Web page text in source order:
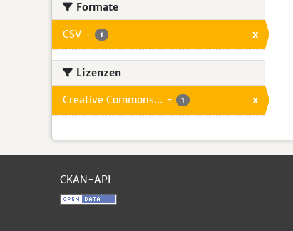
Formate
CSV - 1 x
Lizenzen
Creative Commons... - 1 x
CKAN-API